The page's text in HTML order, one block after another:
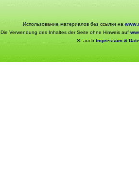
Использование материалов без ссылки на
Die Verwendung des Inhaltes der Seite ohne Hinweis auf
S. auch Impressum &